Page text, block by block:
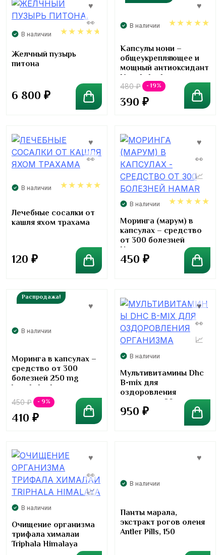
В наличии
Желчный пузырь
питона
6 800 ₽
В наличии
Капсулы нони –
общеукрепляющее и
мощный антиоксидант
Kongkaherb
480₽ - 19%
390 ₽
В наличии
Лечебные сосалки от
кашля яхом трахама
120 ₽
В наличии
4.86
Моринга (марум) в
капсулах – средство
от 300 болезней
Hamar
450 ₽
Распродажа!
В наличии
Моринга в капсулах –
средство от 300
болезней 250 mg
kongkaherb
450₽ - 9%
410 ₽
В наличии
Мультивитамины Dhc
B-mix для
оздоровления
организма 60
таблеток
950 ₽
В наличии
Очищение организма
трифала хималаи
Triphala Himalaya
В наличии
Панты марала,
экстракт рогов оленя
Antler Pills, 150